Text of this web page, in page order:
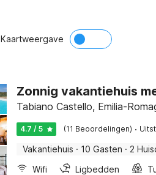
Kaartweergave
Zonnig vakantiehuis
Tabiano Castello, Emilia-
4.7 / 5 (11 Beoordelingen) ·
Vakantiehuis · 10 Gasten · 2
Wifi
Ligbedden